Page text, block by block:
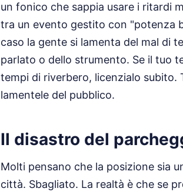
un fonico che sappia usare i ritardi
tra un evento gestito con "potenza
caso la gente si lamenta del mal di
parlato o dello strumento. Se il tuo
tempi di riverbero, licenzialo subito.
lamentele del pubblico.
Il disastro del
Molti pensano che la posizione sia
città. Sbagliato. La realtà è che se